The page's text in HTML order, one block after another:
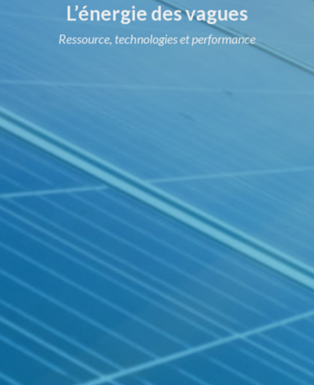
L’énergie des vagues
Ressource, technologies et performance